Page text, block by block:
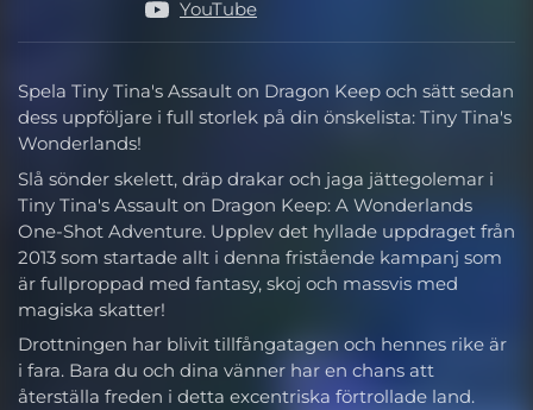
Spela Tiny Tina's Assault on Dragon Keep och sätt sedan
dess uppföljare i full storlek på din önskelista: Tiny Tina's
Wonderlands!
Slå sönder skelett, dräp drakar och jaga jättegolemar i
Tiny Tina's Assault on Dragon Keep: A Wonderlands
One-Shot Adventure. Upplev det hyllade uppdraget från
2013 som startade allt i denna fristående kampanj som
är fullproppad med fantasy, skoj och massvis med
magiska skatter!
Drottningen har blivit tillfångatagen och hennes rike är
i fara. Bara du och dina vänner har en chans att
återställa freden i detta excentriska förtrollade land.
YouTube